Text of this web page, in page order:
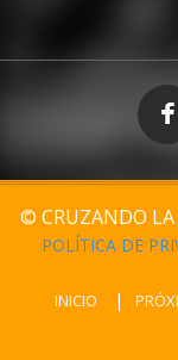
© CRUZANDO LA
POLÍTICA DE
INICIO